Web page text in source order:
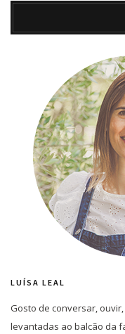
LUÍSA LEAL
Gosto de conversar,
levantadas ao balcão da